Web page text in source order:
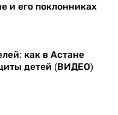
и его поклонниках
как в Астане
детей (ВИДЕО)